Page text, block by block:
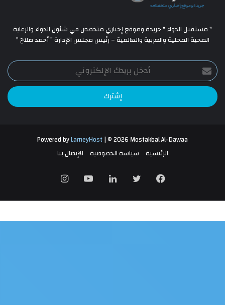
" مستقبل الدواء " جريدة وموقع إخباري متخصص في شئون الدواء والرعاية
الصحية المحلية والعربية والعالمية – رئيس مجلس الإدارة " أحمد صلاح "
أدخل
بريدك
الإلكتروني
Powered byLameyHost| © 2026 Mostakbal Al-Dawaa
الرئيسية
سياسة الخصوصية الإتصال بنا
فيسبوك تويتر لينكدإنيوتيوبانستقرام